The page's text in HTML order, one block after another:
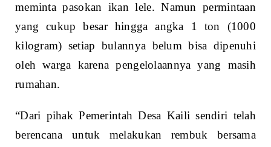
meminta pasokan ikan lele. Namun permintaan
yang cukup besar hingga angka 1 ton (1000
kilogram) setiap bulannya belum bisa dipenuhi
oleh warga karena pengelolaannya yang masih
rumahan.
“Dari pihak Pemerintah Desa Kaili sendiri telah
berencana untuk melakukan rembuk bersama